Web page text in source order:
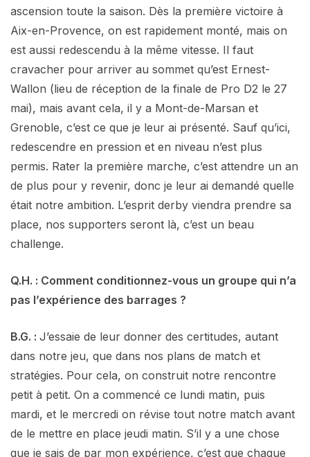
ascension toute la saison. Dès la première victoire à
Aix-en-Provence, on est rapidement monté, mais on
est aussi redescendu à la même vitesse. Il faut
cravacher pour arriver au sommet qu’est Ernest-
Wallon (lieu de réception de la finale de Pro D2 le 27
mai), mais avant cela, il y a Mont-de-Marsan et
Grenoble, c’est ce que je leur ai présenté. Sauf qu’ici,
redescendre en pression et en niveau n’est plus
permis. Rater la première marche, c’est attendre un an
de plus pour y revenir, donc je leur ai demandé quelle
était notre ambition. L’esprit derby viendra prendre sa
place, nos supporters seront là, c’est un beau
challenge.
Q.H. : Comment conditionnez-vous un groupe qui n’a
pas l’expérience des barrages ?
B.G. : J’essaie de leur donner des certitudes, autant
dans notre jeu, que dans nos plans de match et
stratégies. Pour cela, on construit notre rencontre
petit à petit. On a commencé ce lundi matin, puis
mardi, et le mercredi on révise tout notre match avant
de le mettre en place jeudi matin. S’il y a une chose
que je sais de par mon expérience, c’est que chaque